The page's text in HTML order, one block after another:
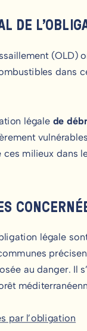
DE
(OLD)
dans
légale de
ces milieux dans
légale
au danger. Il
par l’obligation